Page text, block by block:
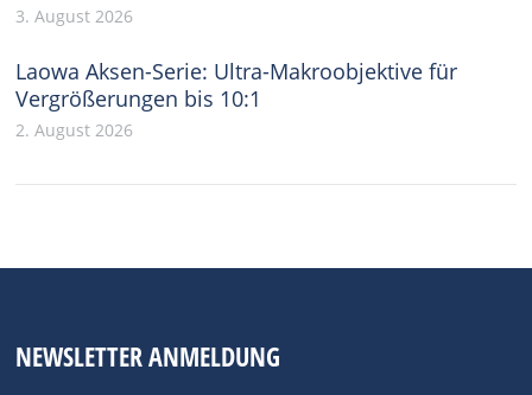
3. August 2026
Laowa Aksen-Serie: Ultra-Makroobjektive für
Vergrößerungen bis 10:1
2. August 2026
NEWSLETTER ANMELDUNG